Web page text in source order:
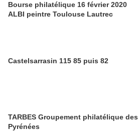
Bourse philatélique 16 février 2020
ALBI peintre Toulouse Lautrec
Castelsarrasin 115 85 puis 82
TARBES Groupement philatélique des
Pyrénées